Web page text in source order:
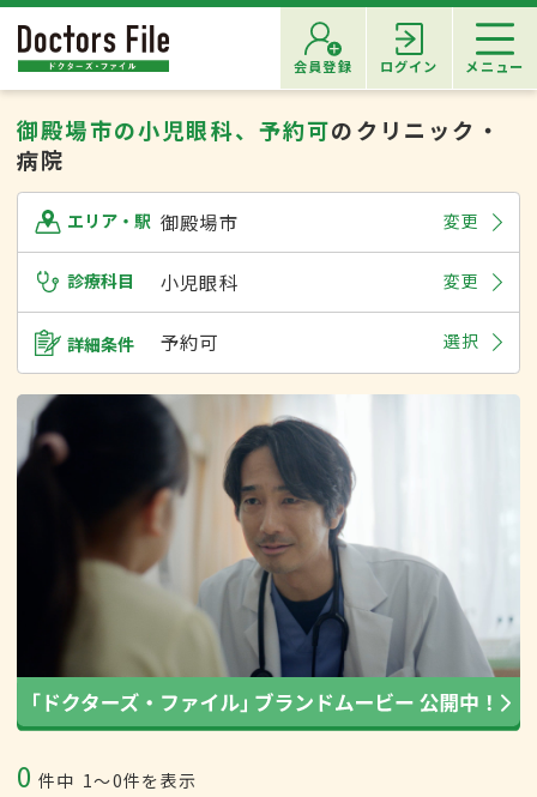
会員登録 ログイン メニュー
御殿場市の小児眼科、予約可のクリニック・
病院
エリア・駅 御殿場市 変更
診療科目 小児眼科 変更
詳細条件 予約可 選択
0 件中 1〜0件を表示